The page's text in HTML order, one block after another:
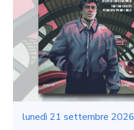
lunedì 21 settembre 2026